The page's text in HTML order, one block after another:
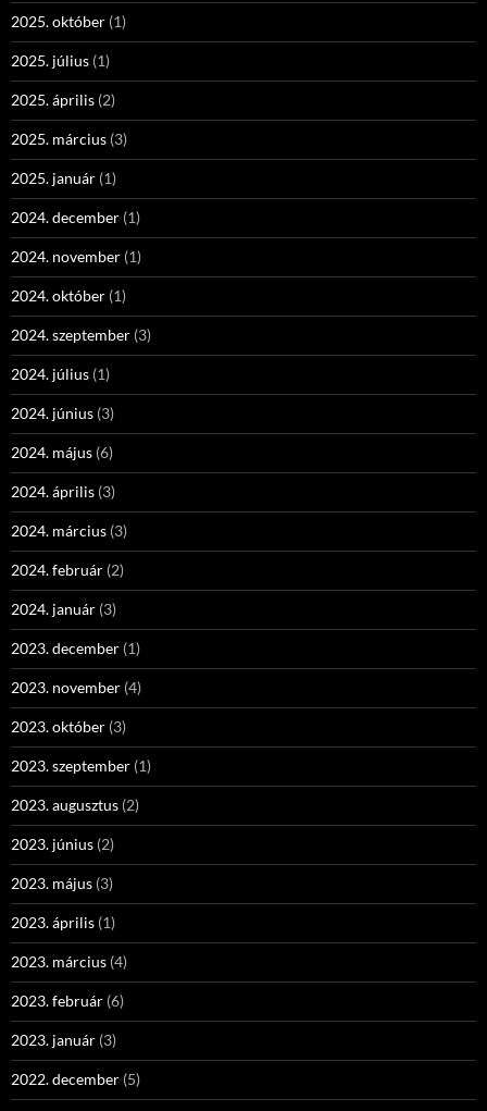
2025. október (1)
2025. július (1)
2025. április (2)
2025. március (3)
2025. január (1)
2024. december (1)
2024. november (1)
2024. október (1)
2024. szeptember (3)
2024. július (1)
2024. június (3)
2024. május (6)
2024. április (3)
2024. március (3)
2024. február (2)
2024. január (3)
2023. december (1)
2023. november (4)
2023. október (3)
2023. szeptember (1)
2023. augusztus (2)
2023. június (2)
2023. május (3)
2023. április (1)
2023. március (4)
2023. február (6)
2023. január (3)
2022. december (5)